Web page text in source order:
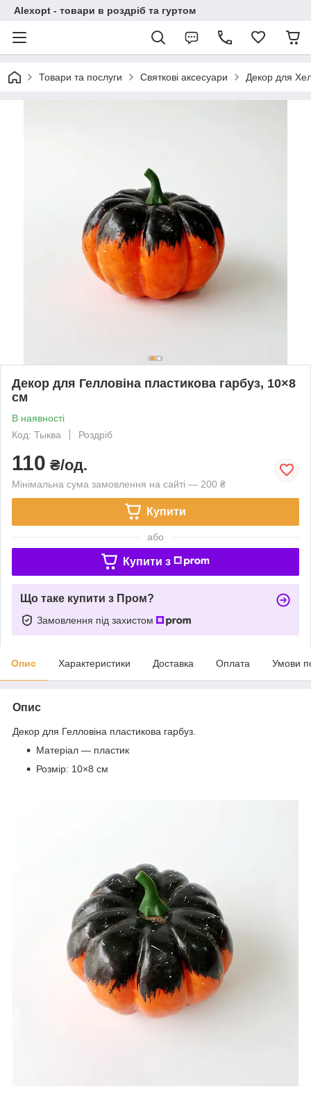
Alexopt - товари в роздріб та гуртом
Товари та послуги Святкові аксесуари Декор для
Декор для Гелловіна пластикова гарбуз, 10×8
см
В наявності
Код: Тыква
Роздріб
110 ₴/од.
Мінімальна сума замовлення на сайті — 200 ₴
Купити
або
Купити з
Що таке купити з Пром?
Замовлення під захистом
Опис Характеристики Доставка Оплата Умови
Опис
Декор для Гелловіна пластикова гарбуз.
Матеріал — пластик
Розмір: 10×8 см